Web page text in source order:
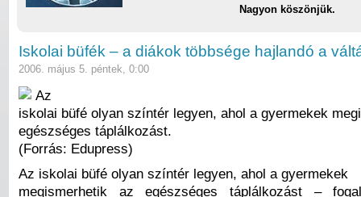
Nagyon köszönjük.
Iskolai büfék – a diákok többsége hajlandó a
2006. május 5. péntek, 0:00
Az
iskolai büfé olyan színtér legyen, ahol a gyermekek
egészséges táplálkozást.
(Forrás: Edupress)
Az iskolai büfé olyan színtér legyen, ahol a gyermekek
megismerhetik az egészséges táplálkozást –